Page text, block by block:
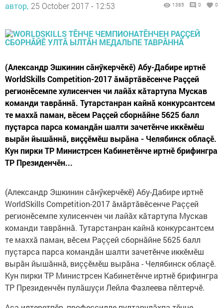
автор, 25 October 2017 - 12:53 1385 0 0
(Александр Эшкинин сăнӳкерчӗкӗ) Абу-Дабире иртнӗ
WorldSkills Competition-2017 ăмăртăвӗсенче Раççей
регионӗсемпе хулисенчен чи лайăх кăтартупа Мускав
команди таврăннă. Тутарстанран кайнă конкурсантсем
те маххă паман, вӗсем Раççей сборнăйне 5625 балл
пуçтарса парса командăн шалти зачетӗнче иккӗмӗш
вырăн йышăннă, виççӗмӗш вырăна - Челябинск облаçӗ.
Кун пирки ТР Министрсен Кабинетӗнче иртнӗ брифингра
ТР Президенчӗн...
(Александр Эшкинин сăнӳкерчӗкӗ) Абу-Дабире иртнӗ
WorldSkills Competition-2017 ăмăртăвӗсенче Раççей
регионӗсемпе хулисенчен чи лайăх кăтартупа Мускав
команди таврăннă. Тутарстанран кайнă конкурсантсем
те маххă паман, вӗсем Раççей сборнăйне 5625 балл
пуçтарса парса командăн шалти зачетӗнче иккӗмӗш
вырăн йышăннă, виççӗмӗш вырăна - Челябинск облаçӗ.
Кун пирки ТР Министрсен Кабинетӗнче иртнӗ брифингра
ТР Президенчӗн пулăшуçи Лейла Фазлеева пӗлтерчӗ.